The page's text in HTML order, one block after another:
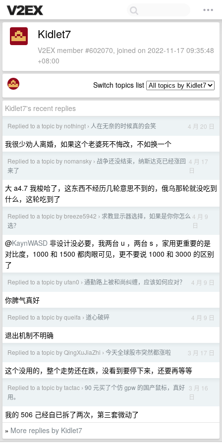
Kidlet7
V2EX member #602070, joined on 2022-11-17 09:35:48
+08:00
Switch topics list
Kidlet7's recent replies
Replied to a topic by nothingt › 人在无奈的时候真的会笑 4 月 20 日
我很少劝人离婚，如果这个老婆死不悔改，不如换一个
Replied to a topic by nomansky › 战争还没结束，纳斯达克已经涨回
来了
4 月 17
日
大 a4.7 我梭哈了，这东西不经历几轮意思不到的，俄乌那轮就没吃到
什么，这轮吃到了
Replied to a topic by breeze5942 › 求教显示器选择，如果是你你怎么
选？
4 月 9
日
@KaynWASD 非设计没必要，我两台 u ，两台 s ，家用更重要的是
对比度，1000 和 1500 都肉眼可见，更不要说 1000 和 3000 的区别
了
Replied to a topic by ufan0 › 通勤路上被和尚纠缠，应该如何应对？ 4 月 9 日
你脾气真好
Replied to a topic by queifa › 道心破碎 4 月 9 日
退出机制不明确
Replied to a topic by QingXuJiaZhi › 今天全球股市突然都涨啦 3 月 17 日
这个没用的，整个走势还在跌，没看到要停下来，还要再等等
Replied to a topic by tactac › 90 元买了个仿 gpw 的国产鼠标，真好
用。
3 月 16
日
我的 506 己经自已拆了两次，第三套微动了
» More replies by Kidlet7